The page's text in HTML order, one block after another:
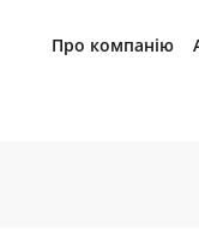
Про компанію